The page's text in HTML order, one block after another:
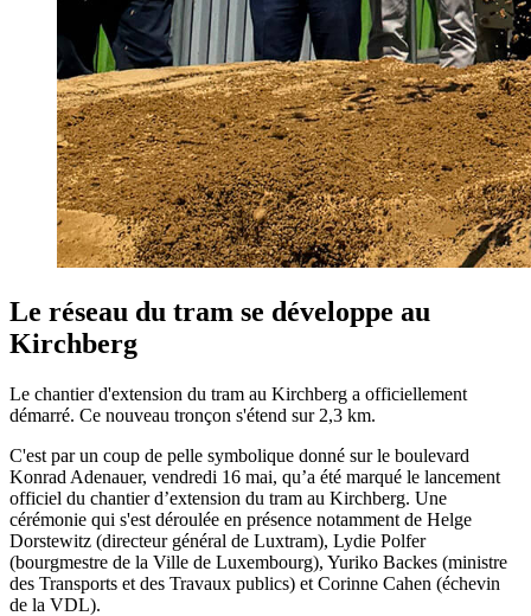
Le réseau du tram se développe au
Kirchberg
Le chantier d'extension du tram au Kirchberg a officiellement
démarré. Ce nouveau tronçon s'étend sur 2,3 km.
C'est par un coup de pelle symbolique donné sur le boulevard
Konrad Adenauer, vendredi 16 mai, qu’a été marqué le lancement
officiel du chantier d’extension du tram au Kirchberg. Une
cérémonie qui s'est déroulée en présence notamment de Helge
Dorstewitz (directeur général de Luxtram), Lydie Polfer
(bourgmestre de la Ville de Luxembourg), Yuriko Backes (ministre
des Transports et des Travaux publics) et Corinne Cahen (échevin
de la VDL).